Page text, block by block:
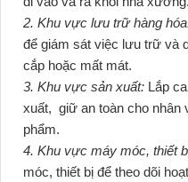
2. Khu vực lưu trữ hàng
để giám sát việc lưu trữ và
cắp hoặc mất mát.
3. Khu vực sản xuất: Lắp
xuất, giữ an toàn cho nhân
phẩm.
4. Khu vực máy móc, thiết
móc, thiết bị để theo dõi